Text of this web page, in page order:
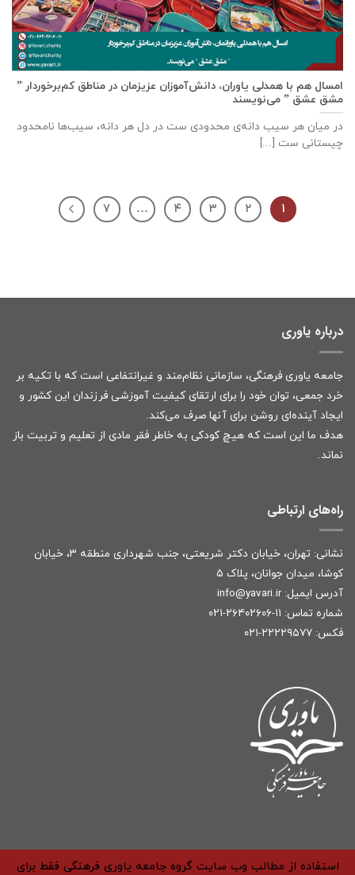
امسال هم با همدلی یاوران، دانش‌آموزان عزیزمان در مناطق کم‌برخوردار ”
مشق عشق ” می‌نویسند
در میان هر سیب دانه‌ی محدودی ست در دل هر دانه، سیب‌ها نامحدود
چیستانی ست [...]
۱ ۲ ۳ ۴ … ۷
درباره یاوری
جامعه یاوری فرهنگی، سازمانی نظام‌مند و غیرانتفاعی است که با تکیه بر
خرد جمعی، توان خود را برای ارتقای کیفیت آموزشی فرزندان این کشور و
ایجاد آینده‌ای روشن برای آنها صرف می‌کند.
هدف ما این است که هیچ کودکی به خاطر فقر مادی از تعلیم و تربیت باز
نماند.
راه‌های ارتباطی
نشانی: تهران، خیابان دکتر شریعتی، جنب شهرداری منطقه ۳، خیابان
کوشا، میدان جوانان، پلاک ۵
آدرس ایمیل: info@yavari.ir
شماره تماس: ۱۱-۲۶۴۰۲۶۰۶-۰۲۱
فکس: ۲۲۲۲۹۵۷۷-۰۲۱
استفاده از مطالب وب سایت گروه جامعه یاوری فرهنگی فقط برای